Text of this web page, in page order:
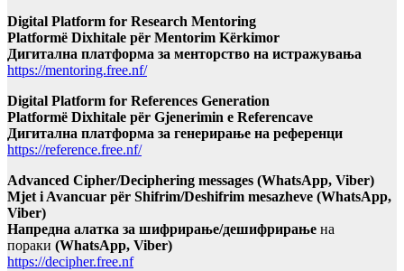
Digital Platform for Research Mentoring
Platformë Dixhitale për Mentorim Kërkimor
Дигитална платформа за менторство на истражувања
https://mentoring.free.nf/
Digital Platform for References Generation
Platformë Dixhitale për Gjenerimin e Referencave
Дигитална платформа за генерирање на референци
https://reference.free.nf/
Advanced Cipher/Deciphering messages (WhatsApp, Viber)
Mjet i Avancuar për Shifrim/Deshifrim mesazheve (WhatsApp,
Viber)
Напредна алатка за шифрирање/дешифрирање на
пораки (WhatsApp, Viber)
https://decipher.free.nf